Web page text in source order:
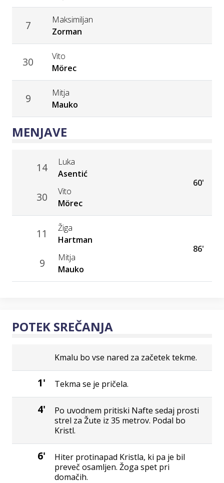
7
Maksimiljan
Zorman
30
Vito
Mörec
9
Mitja
Mauko
MENJAVE
14
Luka
Asentić
30
Vito
Mörec
60'
11
Žiga
Hartman
9
Mitja
Mauko
86'
POTEK SREČANJA
Kmalu bo vse nared za začetek tekme.
1' Tekma se je pričela.
4'
Po uvodnem pritiski Nafte sedaj prosti
strel za Žute iz 35 metrov. Podal bo
Kristl.
6'
Hiter protinapad Kristla, ki pa je bil
preveč osamljen. Žoga spet pri
domačih.